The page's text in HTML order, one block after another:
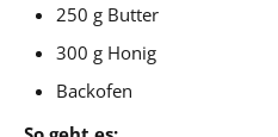
250 g Butter
300 g Honig
Backofen